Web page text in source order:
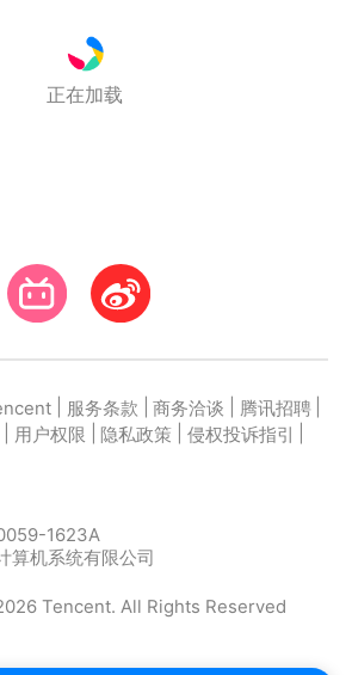
正在加载
服务条款 商务洽谈 腾讯招聘
用户权限 隐私政策 侵权投诉指引
1623A
算机系统有限公司
Tencent. All Rights Reserved